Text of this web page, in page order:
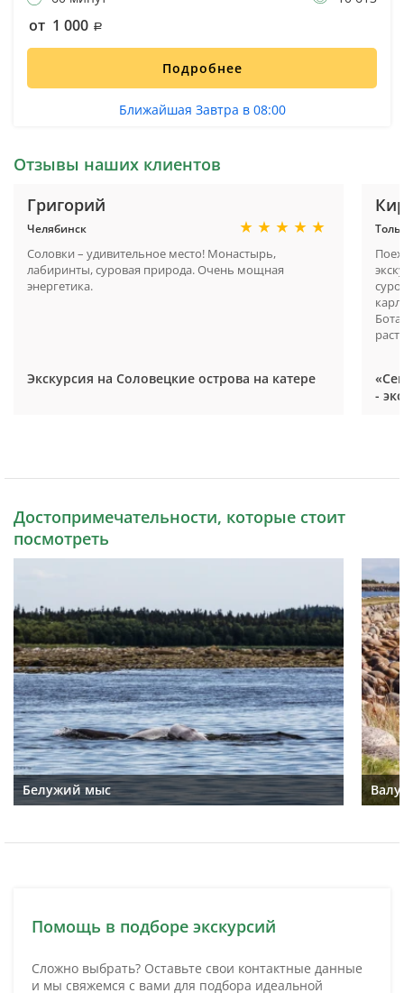
от 1 000
Подробнее
Ближайшая Завтра в 08:00
Отзывы наших клиентов
Григорий
Челябинск
Соловки – удивительное место! Монастырь,
лабиринты, суровая природа. Очень мощная
энергетика.
Экскурсия на Соловецкие острова на катере
-
Достопримечательности, которые стоит
посмотреть
Белужий мыс
Помощь в подборе экскурсий
Сложно выбрать? Оставьте свои контактные данные
и мы свяжемся с вами для подбора идеальной